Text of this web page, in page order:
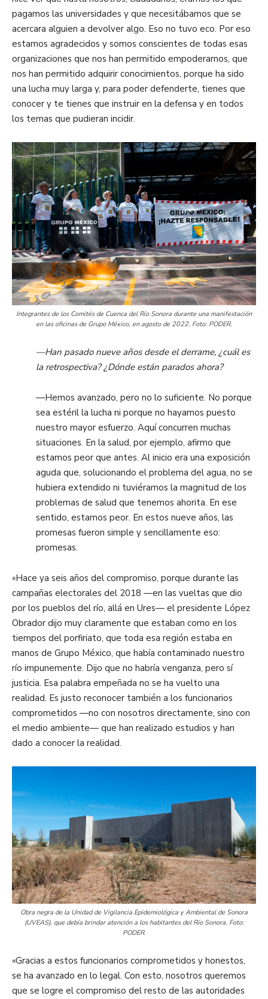
pagamos las universidades y que necesitábamos que se
acercara alguien a devolver algo. Eso no tuvo eco. Por eso
estamos agradecidos y somos conscientes de todas esas
organizaciones que nos han permitido empoderarnos, que
nos han permitido adquirir conocimientos, porque ha sido
una lucha muy larga y, para poder defenderte, tienes que
conocer y te tienes que instruir en la defensa y en todos
los temas que pudieran incidir.
Integrantes de los Comités de Cuenca del Río Sonora durante una manifestación
en las oficinas de Grupo México, en agosto de 2022. Foto: PODER.
—Han pasado nueve años desde el derrame, ¿cuál es
la retrospectiva? ¿Dónde están parados ahora?
—Hemos avanzado, pero no lo suficiente. No porque
sea estéril la lucha ni porque no hayamos puesto
nuestro mayor esfuerzo. Aquí concurren muchas
situaciones. En la salud, por ejemplo, afirmo que
estamos peor que antes. Al inicio era una exposición
aguda que, solucionando el problema del agua, no se
hubiera extendido ni tuviéramos la magnitud de los
problemas de salud que tenemos ahorita. En ese
sentido, estamos peor. En estos nueve años, las
promesas fueron simple y sencillamente eso:
promesas.
«Hace ya seis años del compromiso, porque durante las
campañas electorales del 2018 —en las vueltas que dio
por los pueblos del río, allá en Ures— el presidente López
Obrador dijo muy claramente que estaban como en los
tiempos del porfiriato, que toda esa región estaba en
manos de Grupo México, que había contaminado nuestro
río impunemente. Dijo que no habría venganza, pero sí
justicia. Esa palabra empeñada no se ha vuelto una
realidad. Es justo reconocer también a los funcionarios
comprometidos —no con nosotros directamente, sino con
el medio ambiente— que han realizado estudios y han
dado a conocer la realidad.
Obra negra de la Unidad de Vigilancia Epidemiológica y Ambiental de Sonora
(UVEAS), que debía brindar atención a los habitantes del Río Sonora. Foto:
PODER.
«Gracias a estos funcionarios comprometidos y honestos,
se ha avanzado en lo legal. Con esto, nosotros queremos
que se logre el compromiso del resto de las autoridades